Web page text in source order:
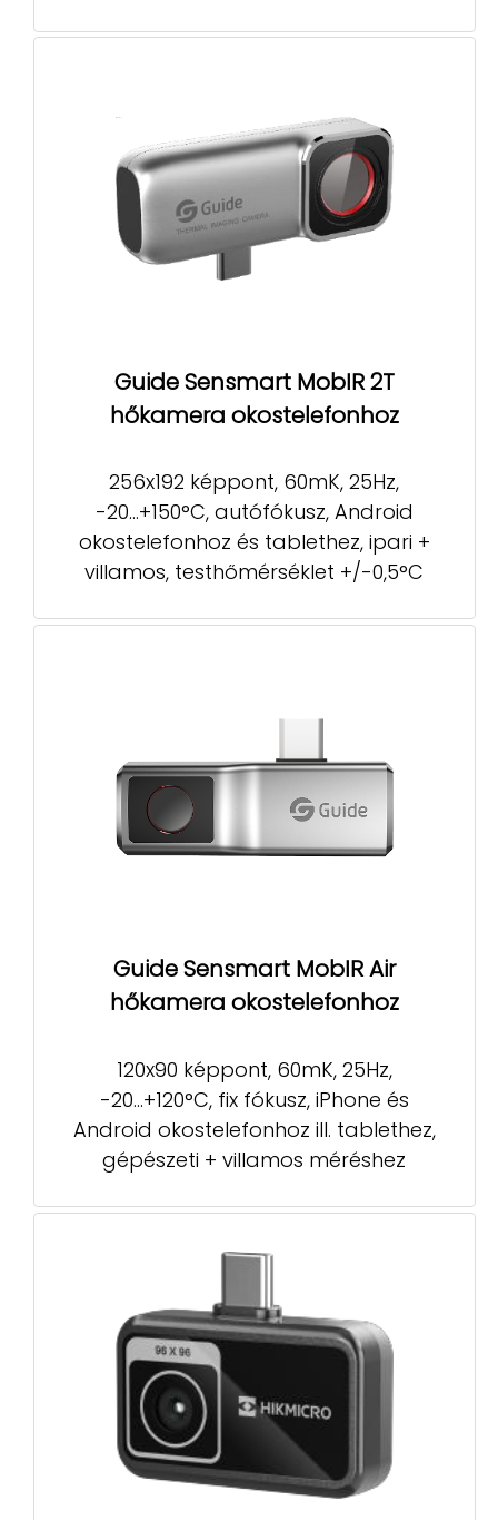
Guide Sensmart MobIR 2T
hőkamera okostelefonhoz
256x192 képpont, 60mK, 25Hz,
-20...+150°C, autófókusz, Android
okostelefonhoz és tablethez, ipari +
villamos, testhőmérséklet +/-0,5°C
Guide Sensmart MobIR Air
hőkamera okostelefonhoz
120x90 képpont, 60mK, 25Hz,
-20...+120°C, fix fókusz, iPhone és
Android okostelefonhoz ill. tablethez,
gépészeti + villamos méréshez